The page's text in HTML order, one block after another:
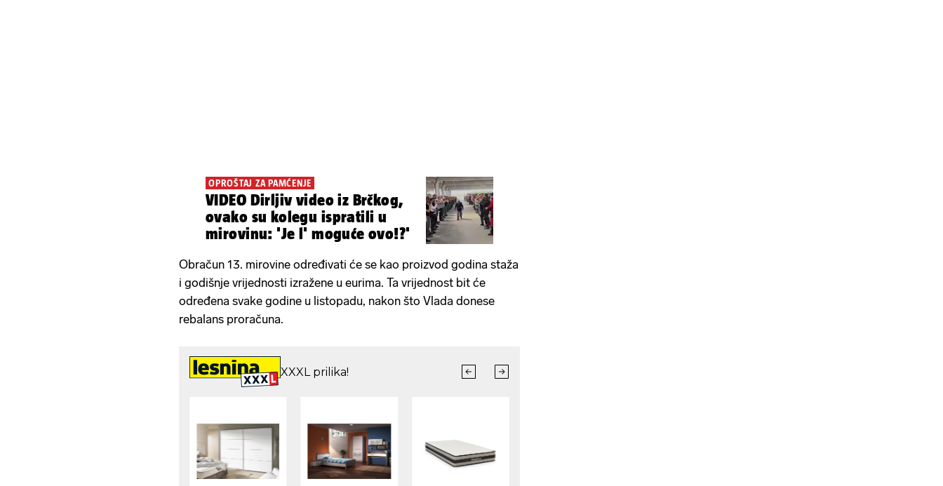
OPROŠTAJ ZA PAMĆENJE
VIDEO Dirljiv video iz Brčkog,
ovako su kolegu ispratili u
mirovinu: 'Je l' moguće ovo!?'
Obračun 13. mirovine određivati će se kao proizvod godina staža
i godišnje vrijednosti izražene u eurima. Ta vrijednost bit će
određena svake godine u listopadu, nakon što Vlada donese
rebalans proračuna.